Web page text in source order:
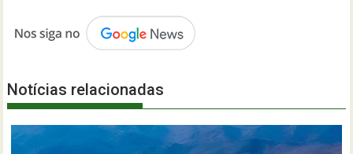
Notícias relacionadas